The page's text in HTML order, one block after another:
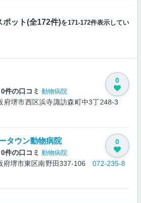
ポット(全172件)を171-172件表示してい
0件の口コミ 動物病院
堺市西区浜寺諏訪森町中3丁248-3
0
タウン動物病院
0件の口コミ 動物病院
堺市東区南野田337-106 072-235-8
0